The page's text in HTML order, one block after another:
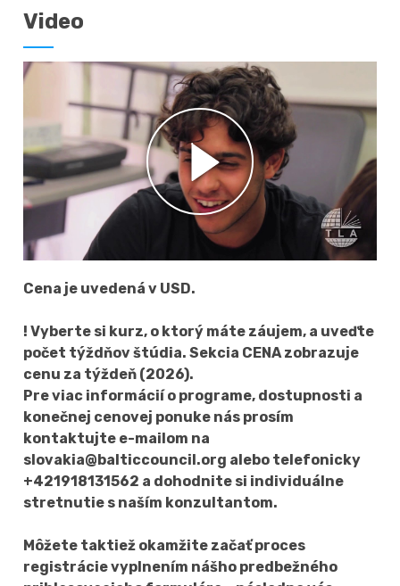
Video
Cena je uvedená v USD.
! Vyberte si kurz, o ktorý máte záujem, a uveďte
počet týždňov štúdia. Sekcia CENA zobrazuje
cenu za týždeň (2026).
Pre viac informácií o programe, dostupnosti a
konečnej cenovej ponuke nás prosím
kontaktujte e-mailom na
slovakia@balticcouncil.org alebo telefonicky
+421918131562 a dohodnite si individuálne
stretnutie s naším konzultantom.
Môžete taktiež okamžite začať proces
registrácie vyplnením nášho predbežného